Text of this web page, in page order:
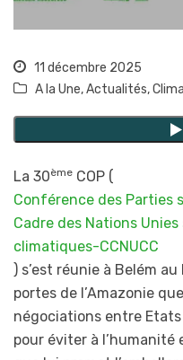
11 décembre 2025
A la Une,Actualités,
La 30ème COP (
Conférence des Parties
Cadre des Nations
climatiques-CCNUCC
) s’est réunie à Belém
portes de l’Amazonie
négociations entre
pour éviter à